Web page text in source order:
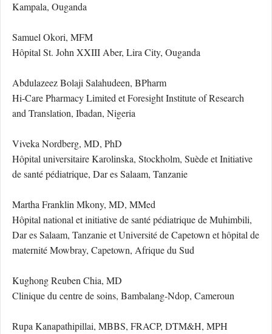
Kampala, Ouganda
Samuel Okori, MFM
Hôpital St. John XXIII Aber, Lira City, Ouganda
Abdulazeez Bolaji Salahudeen, BPharm
Hi-Care Pharmacy Limited et Foresight Institute of Research
and Translation, Ibadan, Nigeria
Viveka Nordberg, MD, PhD
Hôpital universitaire Karolinska, Stockholm, Suède et Initiative
de santé pédiatrique, Dar es Salaam, Tanzanie
Martha Franklin Mkony, MD, MMed
Hôpital national et initiative de santé pédiatrique de Muhimbili,
Dar es Salaam, Tanzanie et Université de Capetown et hôpital de
maternité Mowbray, Capetown, Afrique du Sud
Kughong Reuben Chia, MD
Clinique du centre de soins, Bambalang-Ndop, Cameroun
Rupa Kanapathipillai, MBBS, FRACP, DTM&H, MPH